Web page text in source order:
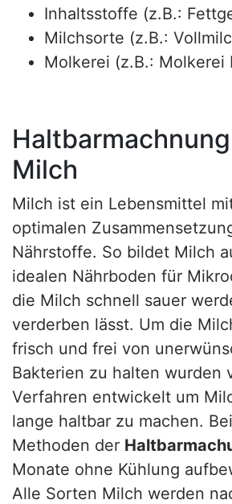
Inhaltsstoffe (z.B.:
Milchsorte (z.B.:
Molkerei (z.B.: Molkerei
Milch
Milch ist ein Lebensmittel
optimalen
Nährstoffe. So bildet Milch
idealen Nährboden für
die Milch schnell sauer
verderben lässt. Um die
frisch und frei von
Bakterien zu halten wurden
Verfahren entwickelt um
lange haltbar zu machen.
Methoden der
Monate ohne Kühlung
Alle Sorten Milch werden